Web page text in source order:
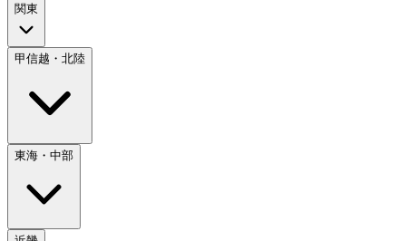
関東
甲信越・北陸
東海・中部